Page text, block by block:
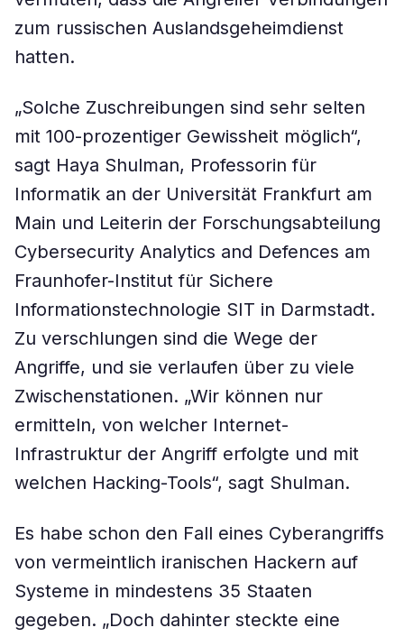
zum russischen Auslandsgeheimdienst
hatten.
„Solche Zuschreibungen sind sehr selten
mit 100-prozentiger Gewissheit möglich“,
sagt Haya Shulman, Professorin für
Informatik an der Universität Frankfurt am
Main und Leiterin der Forschungsabteilung
Cybersecurity Analytics and Defences am
Fraunhofer-Institut für Sichere
Informationstechnologie SIT in Darmstadt.
Zu verschlungen sind die Wege der
Angriffe, und sie verlaufen über zu viele
Zwischenstationen. „Wir können nur
ermitteln, von welcher Internet-
Infrastruktur der Angriff erfolgte und mit
welchen Hacking-Tools“, sagt Shulman.
Es habe schon den Fall eines Cyberangriffs
von vermeintlich iranischen Hackern auf
Systeme in mindestens 35 Staaten
gegeben. „Doch dahinter steckte eine